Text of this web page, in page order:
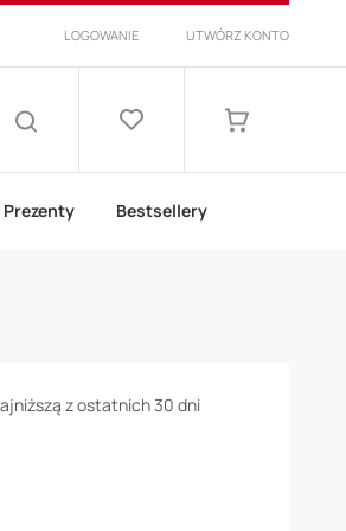
LOGOWANIE UTWÓRZ KONTO
Lista
Prezenty Bestsellery
z ostatnich 30 dni